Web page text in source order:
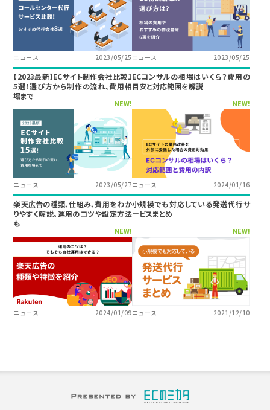
ニュース 2023/05/25 ニュース 2023/05/25
【2023最新】ECサイト制作会社比較1
5選！選び方から制作の流れ、費用相
場まで
NEW!
ニュース 2023/05/27
ECコンサルの相場はいくら？費用の
目安と対応範囲を解説
NEW!
ニュース 2024/01/16
楽天広告の種類、仕組み、費用をわか
りやすく解説。運用のコツや設定方法
も
NEW!
ニュース 2024/01/09
小規模でも対応している発送代行サ
ービスまとめ
NEW!
ニュース 2021/12/10